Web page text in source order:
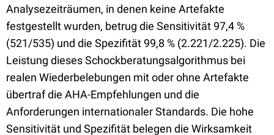
Analysezeiträumen, in denen keine Artefakte
festgestellt wurden, betrug die Sensitivität 97,4 %
(521/535) und die Spezifität 99,8 % (2.221/2.225). Die
Leistung dieses Schockberatungsalgorithmus bei
realen Wiederbelebungen mit oder ohne Artefakte
übertraf die AHA-Empfehlungen und die
Anforderungen internationaler Standards. Die hohe
Sensitivität und Spezifität belegen die Wirksamkeit